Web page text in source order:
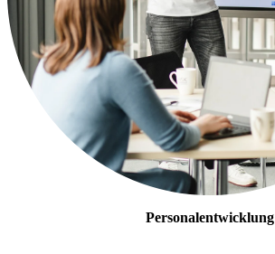
Personalentwicklung